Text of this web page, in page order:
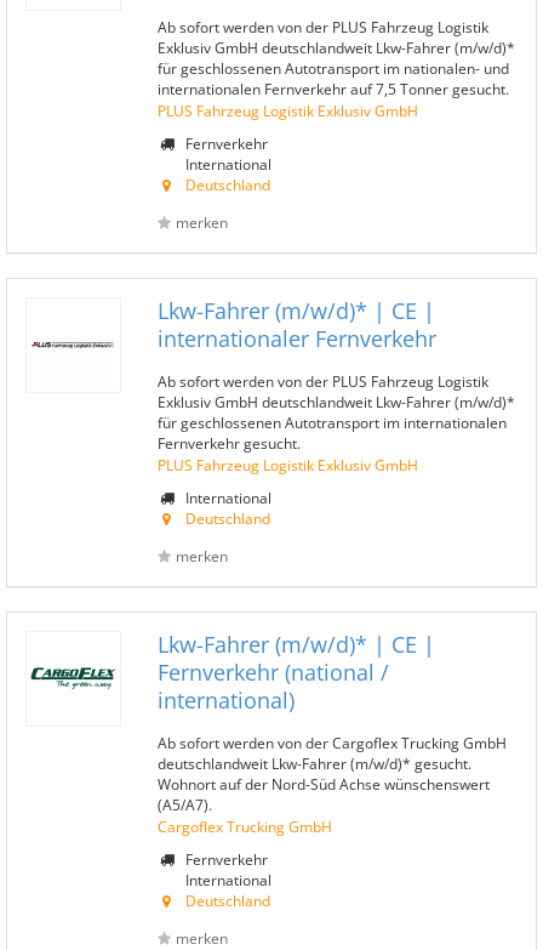
Ab sofort werden von der PLUS Fahrzeug Logistik
Exklusiv GmbH deutschlandweit Lkw-Fahrer (m/w/d)*
für geschlossenen Autotransport im nationalen- und
internationalen Fernverkehr auf 7,5 Tonner gesucht.
PLUS Fahrzeug Logistik Exklusiv GmbH
Fernverkehr
International
Deutschland
merken
Lkw-Fahrer (m/w/d)* | CE |
internationaler Fernverkehr
Ab sofort werden von der PLUS Fahrzeug Logistik
Exklusiv GmbH deutschlandweit Lkw-Fahrer (m/w/d)*
für geschlossenen Autotransport im internationalen
Fernverkehr gesucht.
PLUS Fahrzeug Logistik Exklusiv GmbH
International
Deutschland
merken
Lkw-Fahrer (m/w/d)* | CE |
Fernverkehr (national /
international)
Ab sofort werden von der Cargoflex Trucking GmbH
deutschlandweit Lkw-Fahrer (m/w/d)* gesucht.
Wohnort auf der Nord-Süd Achse wünschenswert
(A5/A7).
Cargoflex Trucking GmbH
Fernverkehr
International
Deutschland
merken